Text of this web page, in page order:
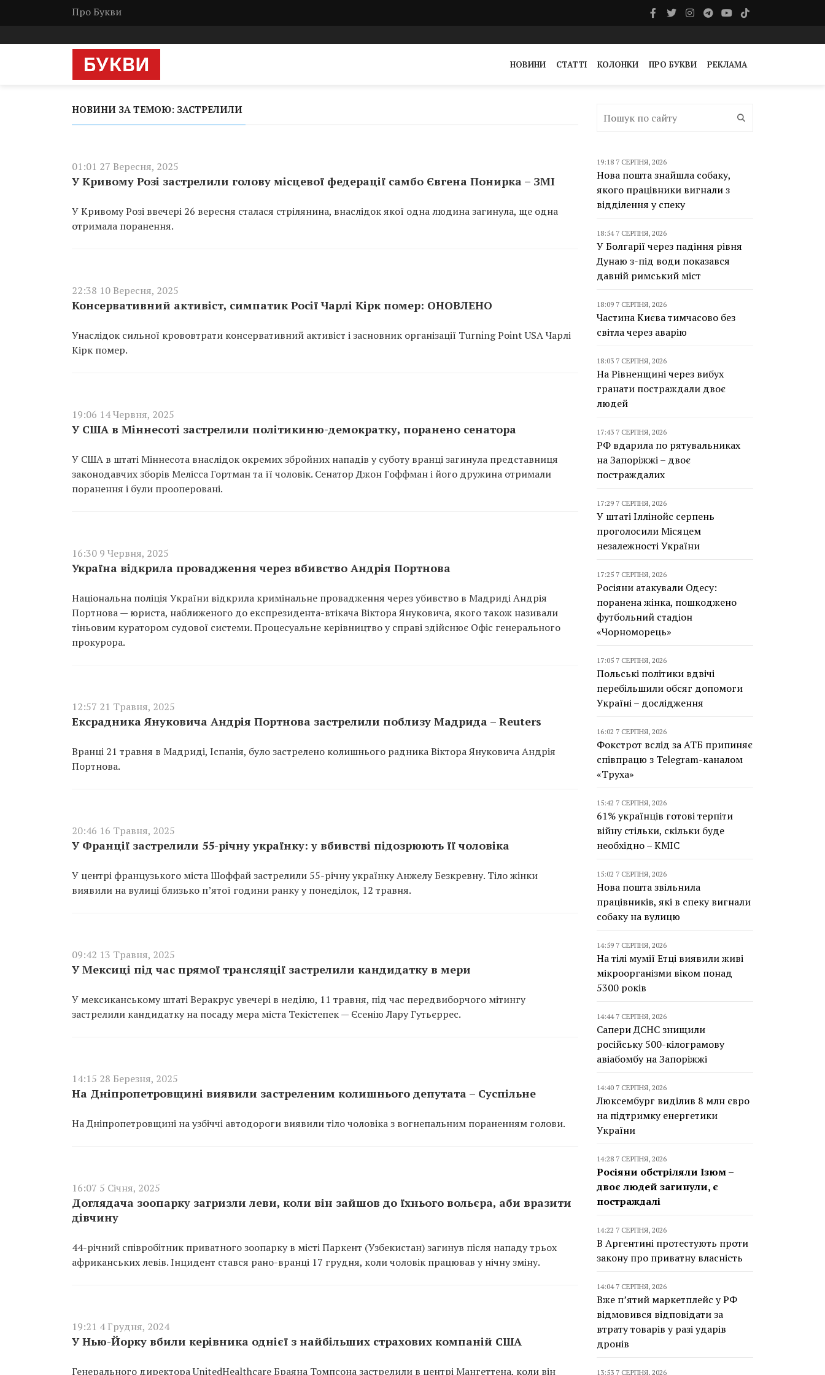
Про Букви
НОВИНИ СТАТТІ КОЛОНКИ ПРО БУКВИ РЕКЛАМА
НОВИНИ ЗА ТЕМОЮ: ЗАСТРЕЛИЛИ
01:01 27 Вересня, 2025
У Кривому Розі застрелили голову місцевої федерації самбо Євгена Понирка – ЗМІ
У Кривому Розі ввечері 26 вересня сталася стрілянина, внаслідок якої одна людина загинула, ще одна
отримала поранення.
22:38 10 Вересня, 2025
Консервативний активіст, симпатик Росії Чарлі Кірк помер: ОНОВЛЕНО
Унаслідок сильної крововтрати консервативний активіст і засновник організації Turning Point USA Чарлі
Кірк помер.
19:06 14 Червня, 2025
У США в Міннесоті застрелили політикиню-демократку, поранено сенатора
У США в штаті Міннесота внаслідок окремих збройних нападів у суботу вранці загинула представниця
законодавчих зборів Мелісса Гортман та її чоловік. Сенатор Джон Гоффман і його дружина отримали
поранення і були прооперовані.
16:30 9 Червня, 2025
Україна відкрила провадження через вбивство Андрія Портнова
Національна поліція України відкрила кримінальне провадження через убивство в Мадриді Андрія
Портнова — юриста, наближеного до експрезидента-втікача Віктора Януковича, якого також називали
тіньовим куратором судової системи. Процесуальне керівництво у справі здійснює Офіс генерального
прокурора.
12:57 21 Травня, 2025
Ексрадника Януковича Андрія Портнова застрелили поблизу Мадрида – Reuters
Вранці 21 травня в Мадриді, Іспанія, було застрелено колишнього радника Віктора Януковича Андрія
Портнова.
20:46 16 Травня, 2025
У Франції застрелили 55-річну українку: у вбивстві підозрюють її чоловіка
У центрі французького міста Шоффай застрелили 55-річну українку Анжелу Безкревну. Тіло жінки
виявили на вулиці близько п’ятої години ранку у понеділок, 12 травня.
09:42 13 Травня, 2025
У Мексиці під час прямої трансляції застрелили кандидатку в мери
У мексиканському штаті Веракрус увечері в неділю, 11 травня, під час передвиборчого мітингу
застрелили кандидатку на посаду мера міста Текістепек — Єсенію Лару Гутьєррес.
14:15 28 Березня, 2025
На Дніпропетровщині виявили застреленим колишнього депутата – Суспільне
На Дніпропетровщині на узбіччі автодороги виявили тіло чоловіка з вогнепальним пораненням голови.
16:07 5 Січня, 2025
Доглядача зоопарку загризли леви, коли він зайшов до їхнього вольєра, аби вразити
дівчину
44-річний співробітник приватного зоопарку в місті Паркент (Узбекистан) загинув після нападу трьох
африканських левів. Інцидент стався рано-вранці 17 грудня, коли чоловік працював у нічну зміну.
19:21 4 Грудня, 2024
У Нью-Йорку вбили керівника однієї з найбільших страхових компаній США
Генерального директора UnitedHealthcare Браяна Томпсона застрелили в центрі Мангеттена, коли він
19:18 7 СЕРПНЯ, 2026
Нова пошта знайшла собаку,
якого працівники вигнали з
відділення у спеку
18:54 7 СЕРПНЯ, 2026
У Болгарії через падіння рівня
Дунаю з-під води показався
давній римський міст
18:09 7 СЕРПНЯ, 2026
Частина Києва тимчасово без
світла через аварію
18:03 7 СЕРПНЯ, 2026
На Рівненщині через вибух
гранати постраждали двоє
людей
17:43 7 СЕРПНЯ, 2026
РФ вдарила по рятувальниках
на Запоріжжі – двоє
постраждалих
17:29 7 СЕРПНЯ, 2026
У штаті Іллінойс серпень
проголосили Місяцем
незалежності України
17:25 7 СЕРПНЯ, 2026
Росіяни атакували Одесу:
поранена жінка, пошкоджено
футбольний стадіон
«Чорноморець»
17:05 7 СЕРПНЯ, 2026
Польські політики вдвічі
перебільшили обсяг допомоги
Україні – дослідження
16:02 7 СЕРПНЯ, 2026
Фокстрот вслід за АТБ припиняє
співпрацю з Telegram-каналом
«Труха»
15:42 7 СЕРПНЯ, 2026
61% українців готові терпіти
війну стільки, скільки буде
необхідно – КМІС
15:02 7 СЕРПНЯ, 2026
Нова пошта звільнила
працівників, які в спеку вигнали
собаку на вулицю
14:59 7 СЕРПНЯ, 2026
На тілі мумії Етці виявили живі
мікроорганізми віком понад
5300 років
14:44 7 СЕРПНЯ, 2026
Сапери ДСНС знищили
російську 500-кілограмову
авіабомбу на Запоріжжі
14:40 7 СЕРПНЯ, 2026
Люксембург виділив 8 млн євро
на підтримку енергетики
України
14:28 7 СЕРПНЯ, 2026
Росіяни обстріляли Ізюм –
двоє людей загинули, є
постраждалі
14:22 7 СЕРПНЯ, 2026
В Аргентині протестують проти
закону про приватну власність
14:04 7 СЕРПНЯ, 2026
Вже п’ятий маркетплейс у РФ
відмовився відповідати за
втрату товарів у разі ударів
дронів
13:53 7 СЕРПНЯ, 2026